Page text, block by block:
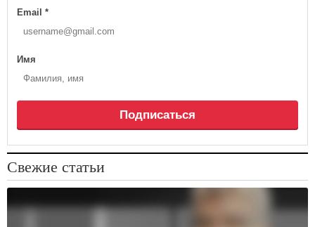
Email *
Имя
Подписаться
Свежие статьи